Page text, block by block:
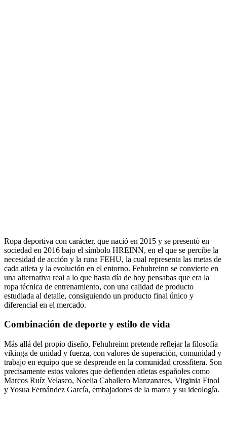
Ropa deportiva con carácter, que nació en 2015 y se presentó en
sociedad en 2016 bajo el símbolo HREINN, en el que se percibe la
necesidad de acción y la runa FEHU, la cual representa las metas de
cada atleta y la evolución en el entorno. Fehuhreinn se convierte en
una alternativa real a lo que hasta día de hoy pensabas que era la
ropa técnica de entrenamiento, con una calidad de producto
estudiada al detalle, consiguiendo un producto final único y
diferencial en el mercado.
Combinación de deporte y estilo de vida
Más allá del propio diseño, Fehuhreinn pretende reflejar la filosofía
vikinga de unidad y fuerza, con valores de superación, comunidad y
trabajo en equipo que se desprende en la comunidad crossfitera. Son
precisamente estos valores que defienden atletas españoles como
Marcos Ruíz Velasco, Noelia Caballero Manzanares, Virginia Finol
y Yosua Fernández García, embajadores de la marca y su ideología.